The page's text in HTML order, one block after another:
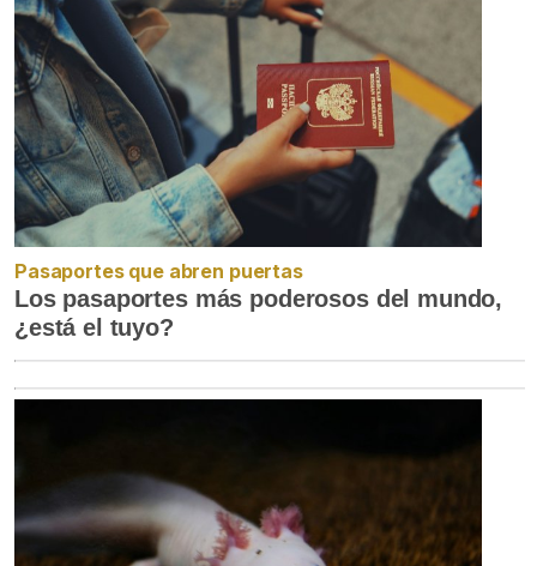
Pasaportes que abren puertas
Los pasaportes más poderosos del mundo,
¿está el tuyo?